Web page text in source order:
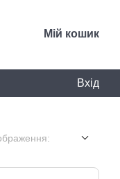
Мій кошик
Вхід